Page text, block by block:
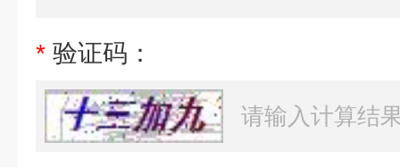
* 验证码：